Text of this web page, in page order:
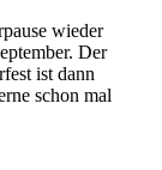
wieder
Der
ist dann
schon mal